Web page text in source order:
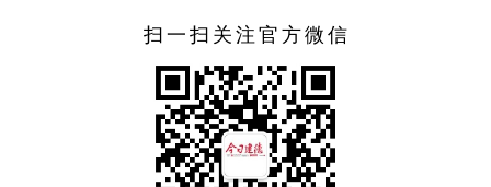
面实施企业新型学徒制，开展贴合市场和企业需求的岗位技
能培训，目前在培学员已超800人，帮助众多职工通过技能提
升实现了工资增长。
针对群众在技能提升和创业过程中普遍面临的资金短缺
等难题，市人力社保局出台《关于全面加强高技能人才队伍
扫一扫关注官方微信